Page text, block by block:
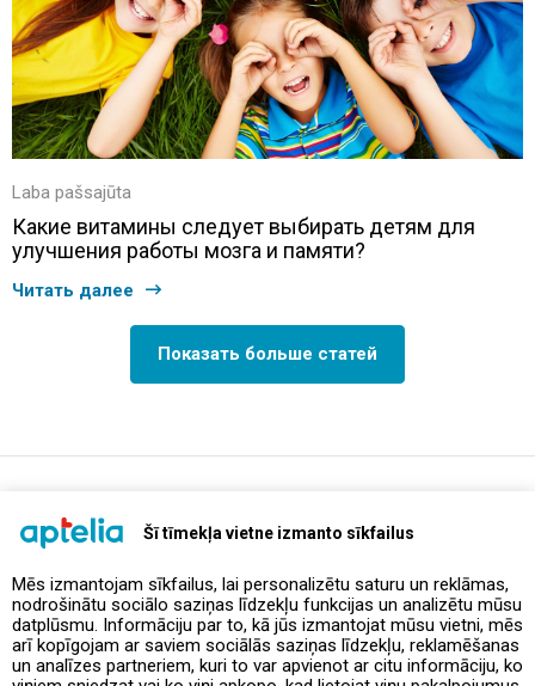
Šī tīmekļa vietne izmanto sīkfailus
Mēs izmantojam sīkfailus, lai personalizētu saturu un reklāmas,
nodrošinātu sociālo saziņas līdzekļu funkcijas un analizētu mūsu
datplūsmu. Informāciju par to, kā jūs izmantojat mūsu vietni, mēs
arī kopīgojam ar saviem sociālās saziņas līdzekļu, reklamēšanas
un analīzes partneriem, kuri to var apvienot ar citu informāciju, ko
Laba pašsajūta
Какие витамины следует выбирать детям для
улучшения работы мозга и памяти?
Читать далее
Показать больше статей
Предложения и акции
Контакты